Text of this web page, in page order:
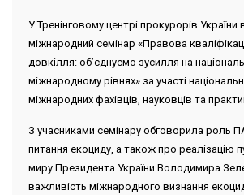
У Тренінговому центрі прокурорів України
міжнародний семінар «Правова
довкілля: об’єднуємо зусилля на
міжнародному рівнях» за участі
міжнародних фахівців, науковців та
З учасниками семінару обговорила роль
питання екоциду, а також про реалізацію
миру Президента України Володимира
важливість міжнародного визнання